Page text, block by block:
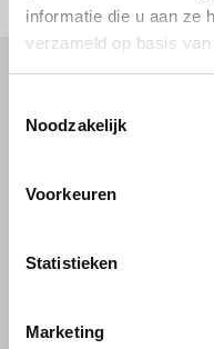
informatie die u aan ze
verzameld op basis
Noodzakelijk
Voorkeuren
Statistieken
Marketing
Kunststof
Kunststof voorzetramen
Geschuimd PVC plaat